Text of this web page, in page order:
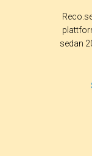
sedan